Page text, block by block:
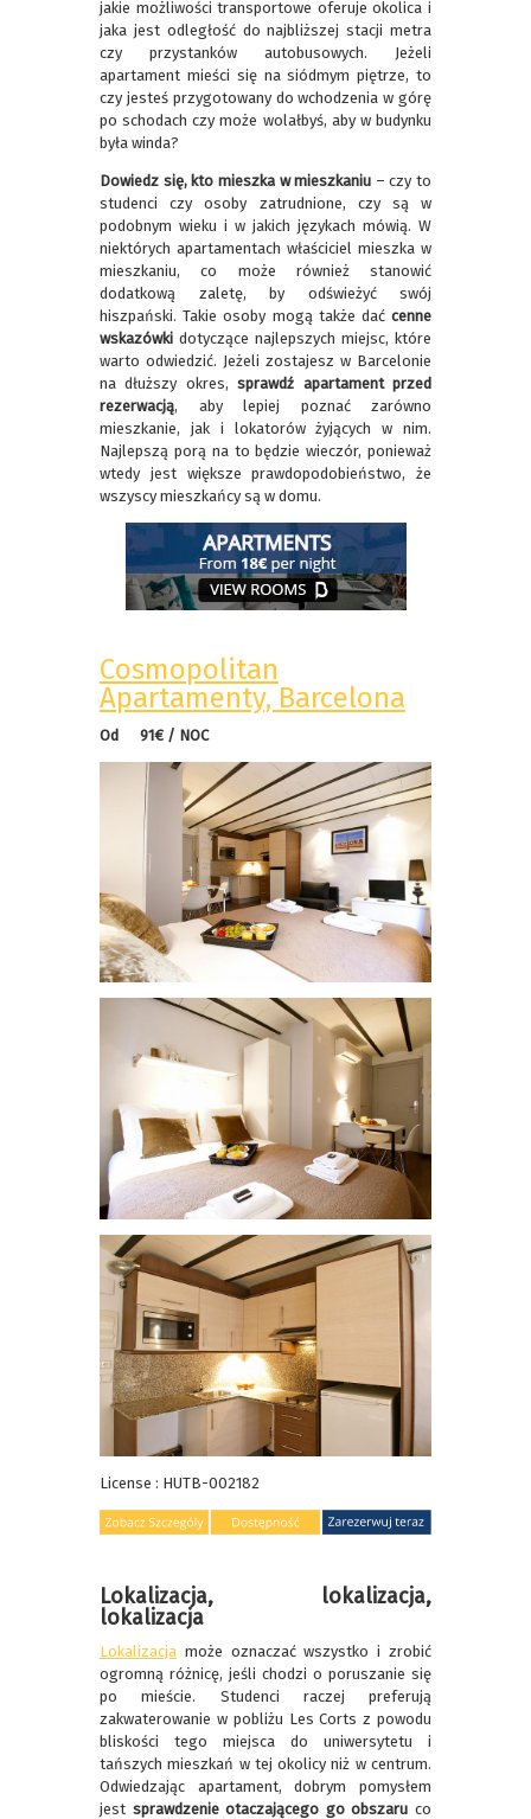
jakie możliwości transportowe oferuje okolica i
jaka jest odległość do najbliższej stacji metra
czy przystanków autobusowych. Jeżeli
apartament mieści się na siódmym piętrze, to
czy jesteś przygotowany do wchodzenia w górę
po schodach czy może wolałbyś, aby w budynku
była winda?
Dowiedz się, kto mieszka w mieszkaniu – czy to
studenci czy osoby zatrudnione, czy są w
podobnym wieku i w jakich językach mówią. W
niektórych apartamentach właściciel mieszka w
mieszkaniu, co może również stanowić
dodatkową zaletę, by odświeżyć swój
hiszpański. Takie osoby mogą także dać cenne
wskazówki dotyczące najlepszych miejsc, które
warto odwiedzić. Jeżeli zostajesz w Barcelonie
na dłuższy okres,sprawdź apartament przed
rezerwacją, aby lepiej poznać zarówno
mieszkanie, jak i lokatorów żyjących w nim.
Najlepszą porą na to będzie wieczór, ponieważ
wtedy jest większe prawdopodobieństwo, że
wszyscy mieszkańcy są w domu.
Cosmopolitan
Apartamenty, Barcelona
Od 91€ / NOC
License : HUTB-002182
Lokalizacja, lokalizacja,
lokalizacja
Lokalizacja może oznaczać wszystko i zrobić
ogromną różnicę, jeśli chodzi o poruszanie się
po mieście. Studenci raczej preferują
zakwaterowanie w pobliżu Les Corts z powodu
bliskości tego miejsca do uniwersytetu i
tańszych mieszkań w tej okolicy niż w centrum.
Odwiedzając apartament, dobrym pomysłem
jest sprawdzenie otaczającego go obszaru co